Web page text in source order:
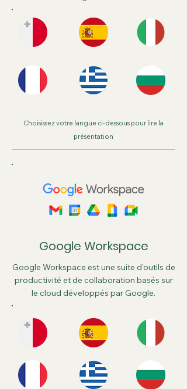
Choisissez votre langue ci-dessous pour lire la
présentation
Google Workspace
Google Workspace est une suite d'outils de
productivité et de collaboration basés sur
le cloud développés par Google.